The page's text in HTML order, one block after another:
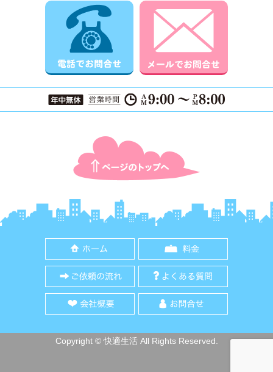
電話でお問合せ
ご依頼の流れ
会社概要
Copyright © 快適生活 All Rights Reserved.